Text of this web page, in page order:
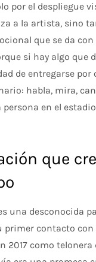
por el despliegue
a la artista, sino
que se da
si hay algo que
de entregarse por
habla, mira,
persona en el
que
una desconocida
primer contacto con
2017 como telonera